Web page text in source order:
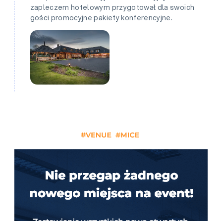
zapleczem hotelowym przygotował dla swoich
gości promocyjne pakiety konferencyjne.